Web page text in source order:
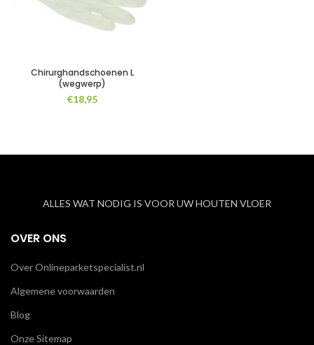
Chirurghandschoenen L
(wegwerp)
€18,95
ALLES WAT NODIG IS VOOR UW HOUTEN VLOER
OVER ONS
Over Onlineparketspecialist.nl
Algemene voorwaarden
Blog
Onze Sitemap